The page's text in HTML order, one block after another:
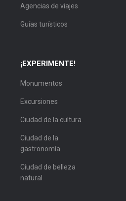
Agencias de viajes
Guías turísticos
¡EXPERIMENTE!
Monumentos
Excursiones
Ciudad de la cultura
Ciudad de la
gastronomía
Ciudad de belleza
natural